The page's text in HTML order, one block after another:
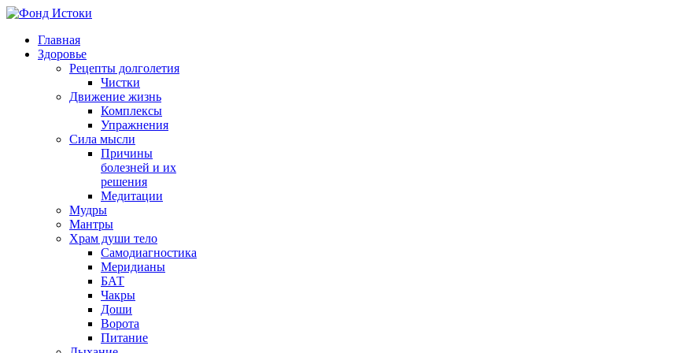
Главная
Здоровье
Рецепты долголетия
Чистки
Движение жизнь
Комплексы
Упражнения
Сила мысли
Причины
болезней и их
решения
Медитации
Мудры
Мантры
Храм души тело
Самодиагностика
Меридианы
БАТ
Чакры
Доши
Ворота
Питание